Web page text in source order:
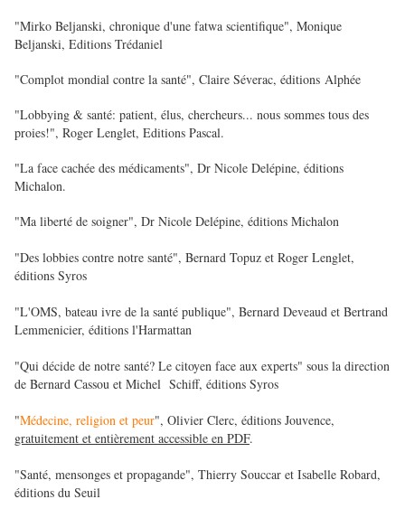
"Mirko Beljanski, chronique d'une fatwa scientifique", Monique
Beljanski, Editions Trédaniel
"Complot mondial contre la santé", Claire Séverac, éditions Alphée
"Lobbying & santé: patient, élus, chercheurs... nous sommes tous des
proies!", Roger Lenglet, Editions Pascal.
"La face cachée des médicaments", Dr Nicole Delépine, éditions
Michalon.
"Ma liberté de soigner", Dr Nicole Delépine, éditions Michalon
"Des lobbies contre notre santé", Bernard Topuz et Roger Lenglet,
éditions Syros
"L'OMS, bateau ivre de la santé publique", Bernard Deveaud et Bertrand
Lemmenicier, éditions l'Harmattan
"Qui décide de notre santé? Le citoyen face aux experts" sous la direction
de Bernard Cassou et Michel Schiff, éditions Syros
"Médecine, religion et peur", Olivier Clerc, éditions Jouvence,
gratuitement et entièrement accessible en PDF.
"Santé, mensonges et propagande", Thierry Souccar et Isabelle Robard,
éditions du Seuil